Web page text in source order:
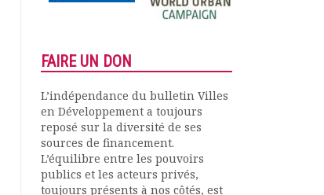
FAIRE UN DON
L’indépendance du bulletin Villes
en Développement a toujours
reposé sur la diversité de ses
sources de financement.
L’équilibre entre les pouvoirs
publics et les acteurs privés,
toujours présents à nos côtés, est